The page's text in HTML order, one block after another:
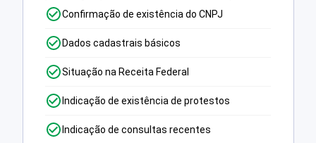
Confirmação de existência do CNPJ
Dados cadastrais básicos
Situação na Receita Federal
Indicação de existência de protestos
Indicação de consultas recentes